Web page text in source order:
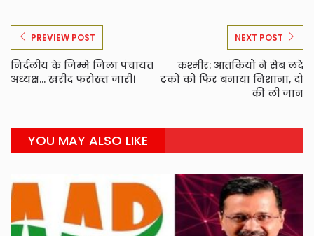
PREVIEW POST
निर्दलीय के जिम्मे जिला पंचायत
अध्यक्ष... खरीद फरोख्त जारी।
NEXT POST
कश्मीर: आतंकियों ने सेब लदे
ट्रकों को फिर बनाया निशाना, दो
की ली जान
YOU MAY ALSO LIKE